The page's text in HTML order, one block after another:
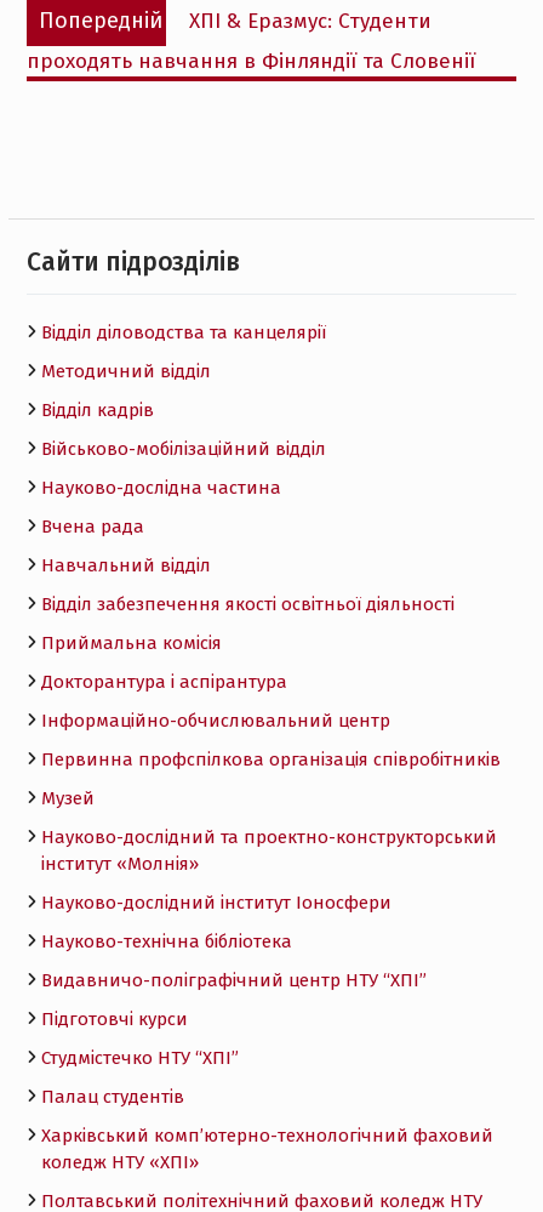
записів
Попередній
Попередній
запис:
ХПІ & Еразмус: Студенти
проходять навчання в Фінляндії та Словенії
Cайти підрозділів
Відділ діловодства та канцелярії
Методичний відділ
Відділ кадрів
Військово-мобілізаційний відділ
Науково-дослідна частина
Вчена рада
Навчальний відділ
Відділ забезпечення якості освітньої діяльності
Приймальна комісія
Докторантура і аспірантура
Інформаційно-обчислювальний центр
Первинна профспілкова організація співробітників
Музей
Науково-дослідний та проектно-конструкторський
інститут «Молнія»
Науково-дослідний інститут Іоносфери
Науково-технічна бібліотека
Видавничо-поліграфічний центр НТУ “ХПІ”
Підготовчі курси
Студмістечко НТУ “ХПІ”
Палац студентів
Харківський комп’ютерно-технологічний фаховий
коледж НТУ «ХПI»
Полтавський політехнічний фаховий коледж НТУ